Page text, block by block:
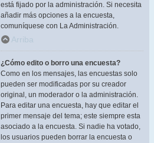
está fijado por la administración. Si necesita
añadir más opciones a la encuesta,
comuníquese con La Administración.
Arriba
¿Cómo edito o borro una encuesta?
Como en los mensajes, las encuestas solo
pueden ser modificadas por su creador
original, un moderador o la administración.
Para editar una encuesta, hay que editar el
primer mensaje del tema; este siempre esta
asociado a la encuesta. Si nadie ha votado,
los usuarios pueden borrar la encuesta o